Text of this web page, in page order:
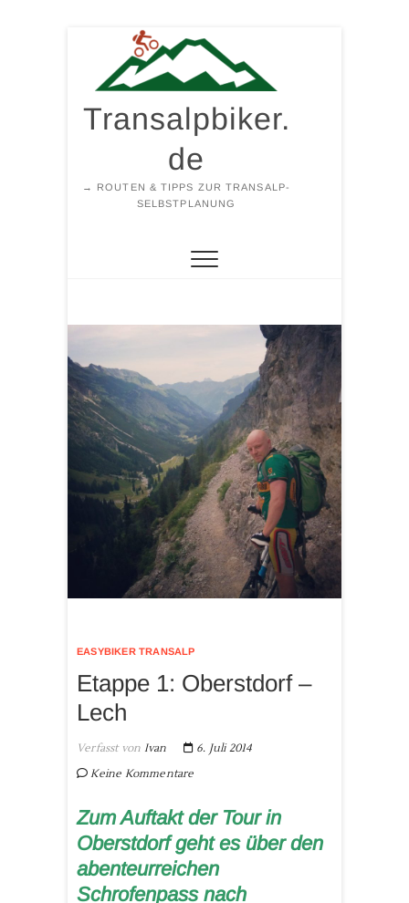
springen
Transalpbiker.
de
→ ROUTEN & TIPPS ZUR TRANSALP-
SELBSTPLANUNG
EASYBIKER TRANSALP
Etappe 1: Oberstdorf –
Lech
Verfasst von Ivan
6. Juli 2014
Keine Kommentare
Zum Auftakt der Tour in
Oberstdorf geht es über den
abenteurreichen
Schrofenpass nach